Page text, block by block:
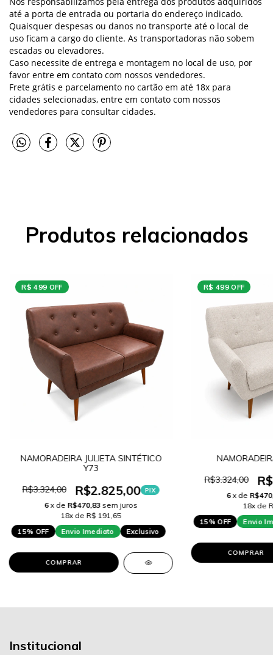
até a porta de entrada ou portaria do endereço indicado.
Quaisquer despesas ou danos no transporte até o local de
uso ficam a cargo do cliente. As transportadoras não sobem
escadas ou elevadores.
Caso necessite de entrega e montagem no local de uso, por
favor entre em contato com nossos vendedores.
Frete grátis e parcelamento no cartão em até 18x para
cidades selecionadas, entre em contato com nossos
vendedores para consultar cidades.
Produtos relacionados
R$ 499 OFF
NAMORADEIRA JULIETA SINTÉTICO
Y73
R$3.324,00
R$2.825,00 PIX
6 x de R$470,83 sem juros
18x de R$ 191,65
15% OFF
Envio Imediato Exclusivo
COMPRAR
R$ 499 OFF
R$3.324,00
6 x de
18x de
15% OFF
Envio
COMPRAR
Institucional